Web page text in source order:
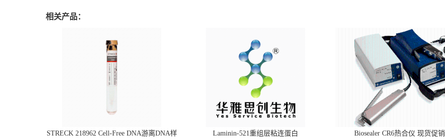
相关产品：
STRECK 218962 Cell-Free DNA游离DNA样 Laminin-521重组层粘连蛋白 Biosealer CR6热合仪 现货促销